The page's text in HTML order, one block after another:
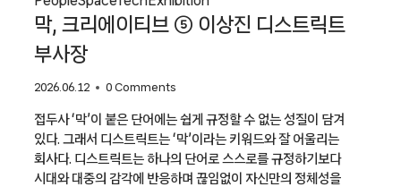
막, 크리에이티브 ⑤ 이상진 디스트릭트
부사장
2026.06.12 0 Comments
접두사 ‘막’이 붙은 단어에는 쉽게 규정할 수 없는 성질이 담겨
있다. 그래서 디스트릭트는 ‘막’이라는 키워드와 잘 어울리는
회사다. 디스트릭트는 하나의 단어로 스스로를 규정하기보다
시대와 대중의 감각에 반응하며 끊임없이 자신만의 정체성을